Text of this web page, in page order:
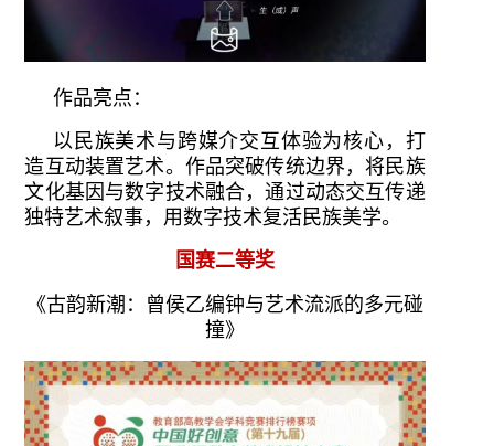
作品亮点：
以民族美术与跨媒介交互体验为核心，打
造互动装置艺术。作品突破传统边界，将民族
文化基因与数字技术融合，通过动态交互传递
独特艺术叙事，用数字技术复活民族美学。
国赛二等奖
《古韵新潮：曾侯乙编钟与艺术流派的多元碰
撞》